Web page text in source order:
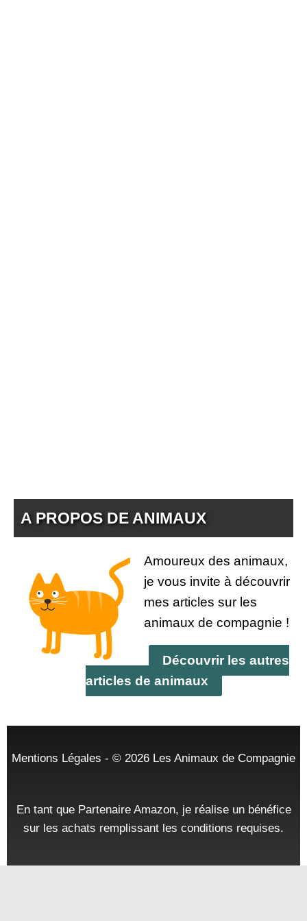
A PROPOS DE ANIMAUX
Amoureux des animaux,
je vous invite à découvrir
mes articles sur les
animaux de compagnie !
Découvrir les autres
articles de animaux
Mentions Légales - © 2026 Les Animaux de Compagnie
En tant que Partenaire Amazon, je réalise un bénéfice
sur les achats remplissant les conditions requises.